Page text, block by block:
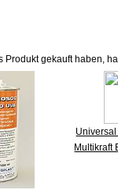
Produkt gekauft haben,
Multikraft